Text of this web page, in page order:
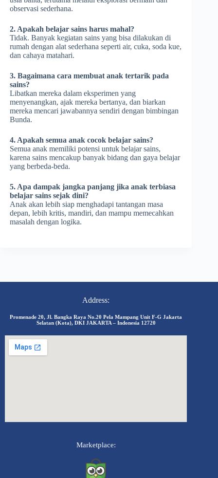
observasi sederhana.
2. Apakah belajar sains harus mahal?
Tidak. Banyak kegiatan sains yang bisa dilakukan di
rumah dengan alat sederhana seperti air, cuka, soda kue,
dan cahaya matahari.
3. Bagaimana cara membuat anak tertarik pada
sains?
Libatkan mereka dalam eksperimen yang
menyenangkan, ajak mereka bertanya, dan biarkan
mereka mencari jawabannya sendiri dengan bimbingan
Bunda.
4. Apakah semua anak cocok belajar sains?
Semua anak memiliki potensi untuk belajar sains,
karena sains mencakup banyak bidang dan gaya belajar
yang berbeda-beda.
5. Apa dampak jangka panjang jika anak terbiasa
belajar sains sejak dini?
Anak akan lebih siap menghadapi tantangan masa
depan, lebih kritis, mandiri, dan mampu memecahkan
masalah dengan logika.
Address:
Promenade 20, Jl. Bangka Raya No.20 Pela Mampang Unit F-G Jakarta
Selatan (Kota), DKI JAKARTA – Indonesia 12720
Marketplace: